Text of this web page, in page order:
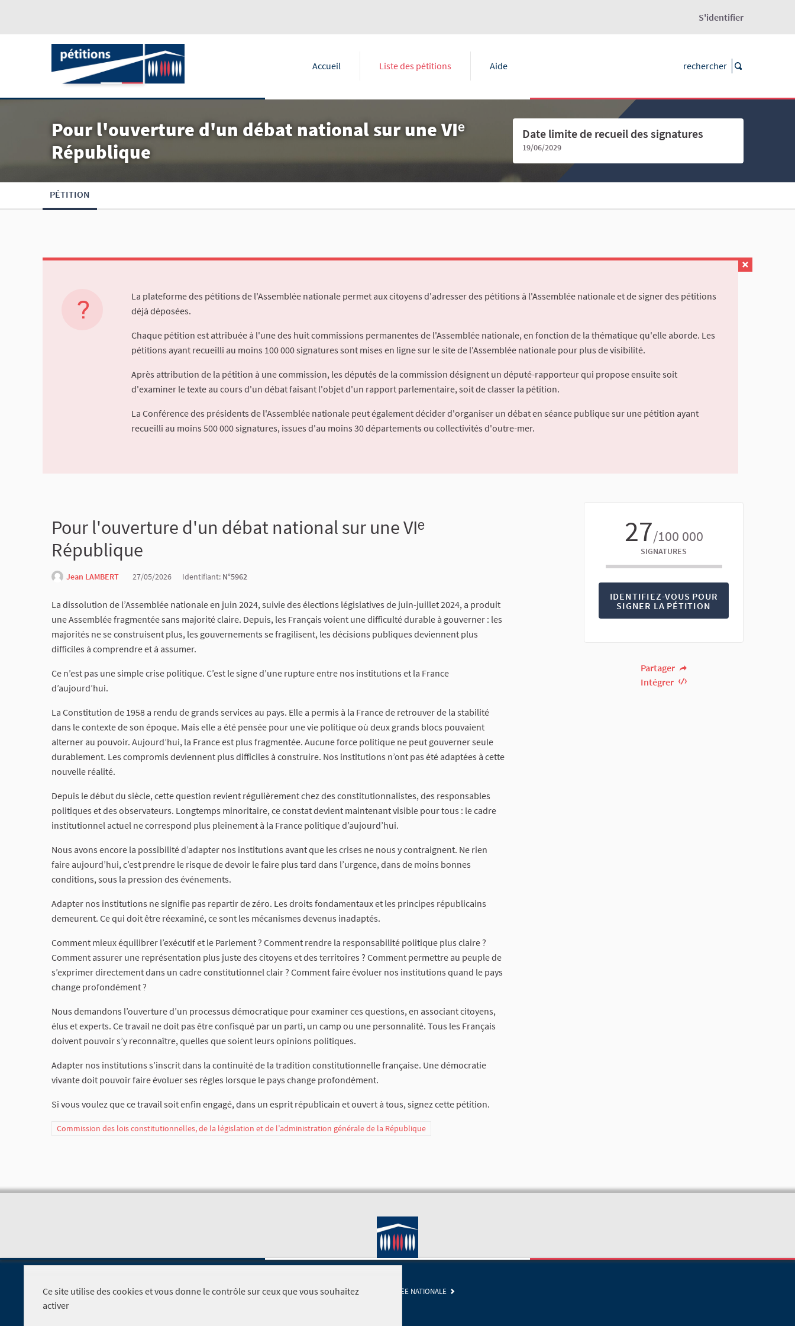
S'identifier
Accueil Liste des pétitions Aide
Pour l'ouverture d'un débat national sur une VIᵉ
République
Date limite de recueil des signatures
19/06/2029
PÉTITION
La plateforme des pétitions de l'Assemblée nationale permet aux citoyens d'adresser des pétitions à l'Assemblée nationale et de signer des pétitions
déjà déposées.
Chaque pétition est attribuée à l'une des huit commissions permanentes de l'Assemblée nationale, en fonction de la thématique qu'elle aborde. Les
pétitions ayant recueilli au moins 100 000 signatures sont mises en ligne sur le site de l'Assemblée nationale pour plus de visibilité.
Après attribution de la pétition à une commission, les députés de la commission désignent un député-rapporteur qui propose ensuite soit
d'examiner le texte au cours d'un débat faisant l'objet d'un rapport parlementaire, soit de classer la pétition.
La Conférence des présidents de l'Assemblée nationale peut également décider d'organiser un débat en séance publique sur une pétition ayant
recueilli au moins 500 000 signatures, issues d'au moins 30 départements ou collectivités d'outre-mer.
27/100 000
SIGNATURES
IDENTIFIEZ-VOUS POUR
SIGNER LA PÉTITION
Partager
Intégrer
Pour l'ouverture d'un débat national sur une VIᵉ
République
Jean LAMBERT 27/05/2026 Identifiant: N°5962
La dissolution de l’Assemblée nationale en juin 2024, suivie des élections législatives de juin-juillet 2024, a produit
une Assemblée fragmentée sans majorité claire. Depuis, les Français voient une difficulté durable à gouverner : les
majorités ne se construisent plus, les gouvernements se fragilisent, les décisions publiques deviennent plus
difficiles à comprendre et à assumer.
Ce n’est pas une simple crise politique. C’est le signe d’une rupture entre nos institutions et la France
d’aujourd’hui.
La Constitution de 1958 a rendu de grands services au pays. Elle a permis à la France de retrouver de la stabilité
dans le contexte de son époque. Mais elle a été pensée pour une vie politique où deux grands blocs pouvaient
alterner au pouvoir. Aujourd’hui, la France est plus fragmentée. Aucune force politique ne peut gouverner seule
durablement. Les compromis deviennent plus difficiles à construire. Nos institutions n’ont pas été adaptées à cette
nouvelle réalité.
Depuis le début du siècle, cette question revient régulièrement chez des constitutionnalistes, des responsables
politiques et des observateurs. Longtemps minoritaire, ce constat devient maintenant visible pour tous : le cadre
institutionnel actuel ne correspond plus pleinement à la France politique d’aujourd’hui.
Nous avons encore la possibilité d’adapter nos institutions avant que les crises ne nous y contraignent. Ne rien
faire aujourd’hui, c’est prendre le risque de devoir le faire plus tard dans l’urgence, dans de moins bonnes
conditions, sous la pression des événements.
Adapter nos institutions ne signifie pas repartir de zéro. Les droits fondamentaux et les principes républicains
demeurent. Ce qui doit être réexaminé, ce sont les mécanismes devenus inadaptés.
Comment mieux équilibrer l’exécutif et le Parlement ? Comment rendre la responsabilité politique plus claire ?
Comment assurer une représentation plus juste des citoyens et des territoires ? Comment permettre au peuple de
s’exprimer directement dans un cadre constitutionnel clair ? Comment faire évoluer nos institutions quand le pays
change profondément ?
Nous demandons l’ouverture d’un processus démocratique pour examiner ces questions, en associant citoyens,
élus et experts. Ce travail ne doit pas être confisqué par un parti, un camp ou une personnalité. Tous les Français
doivent pouvoir s’y reconnaître, quelles que soient leurs opinions politiques.
Adapter nos institutions s’inscrit dans la continuité de la tradition constitutionnelle française. Une démocratie
vivante doit pouvoir faire évoluer ses règles lorsque le pays change profondément.
Si vous voulez que ce travail soit enfin engagé, dans un esprit républicain et ouvert à tous, signez cette pétition.
Commission des lois constitutionnelles, de la législation et de l’administration générale de la République
SITE DE L'ASSEMBLÉE NATIONALE
Ce site utilise des cookies et vous donne le contrôle sur ceux que vous souhaitez
activer